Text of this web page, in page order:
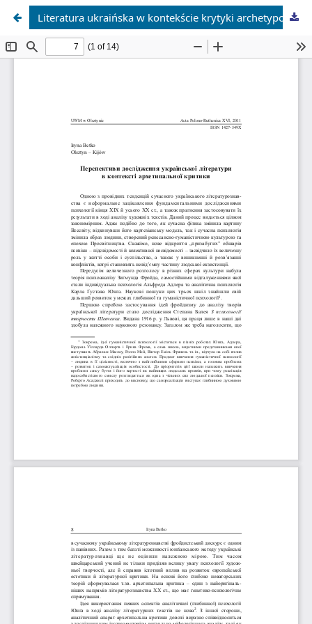
Literatura ukraińska w kontekście krytyki archetypowej: perspektywy badawcze